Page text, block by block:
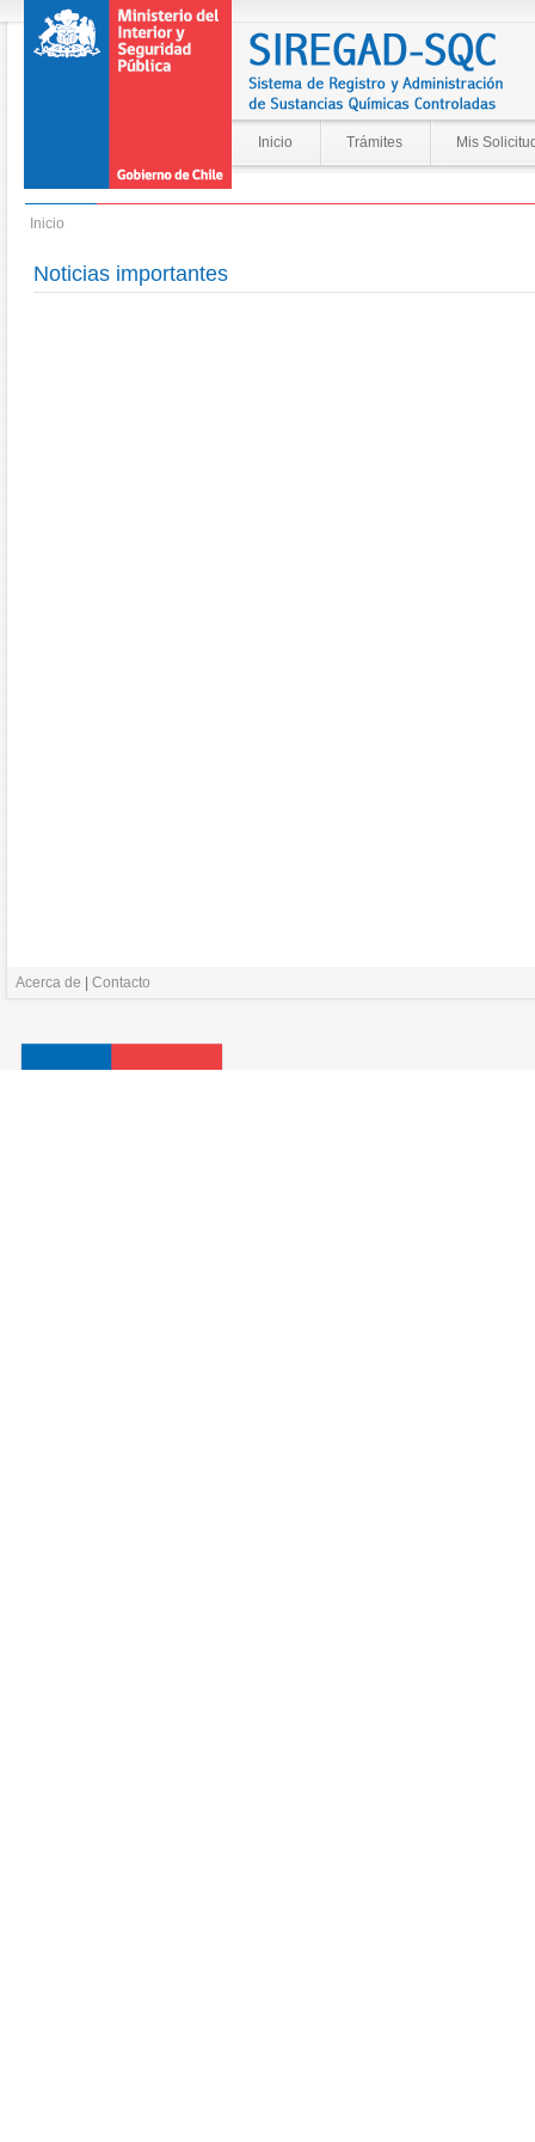
Inicio Trámites Mis
Inicio
Noticias importantes
Acerca de Contacto